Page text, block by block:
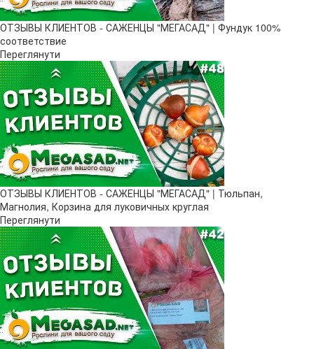
ОТЗЫВЫ КЛИЕНТОВ - САЖЕНЦЫ "МЕГАСАД" | Фундук 100%
соответствие
Переглянути
ОТЗЫВЫ КЛИЕНТОВ - САЖЕНЦЫ "МЕГАСАД" | Тюльпан,
Магнолия, Корзина для луковичных круглая
Переглянути